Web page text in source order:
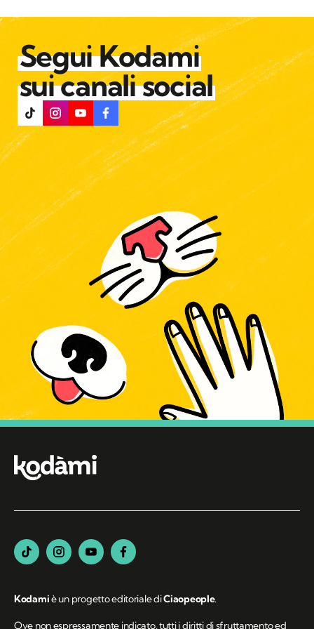
Segui Kodami
sui canali social
Kodamiè un progetto editoriale diCiaopeople.
Ove non espressamente indicato, tutti i diritti di sfruttamento ed